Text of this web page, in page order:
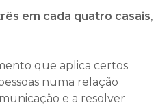
em cada quatro casais,
que aplica certos
numa relação
e a resolver